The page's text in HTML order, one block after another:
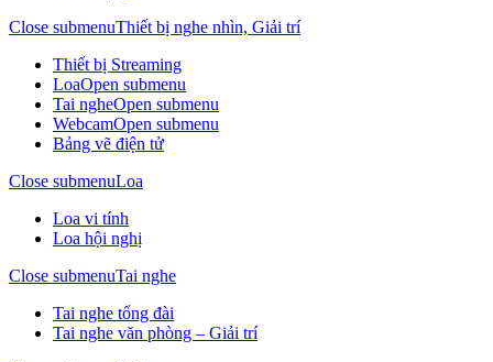
Close submenuThiết bị nghe nhìn, Giải trí
Thiết bị Streaming
LoaOpen submenu
Tai ngheOpen submenu
WebcamOpen submenu
Bảng vẽ điện tử
Close submenuLoa
Loa vi tính
Loa hội nghị
Close submenuTai nghe
Tai nghe tổng đài
Tai nghe văn phòng – Giải trí